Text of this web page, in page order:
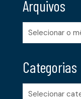
Arquivos
Arquivos
Categorias
Categorias